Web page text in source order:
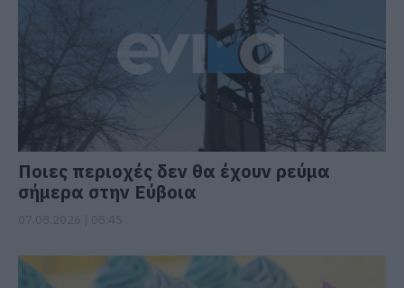
Ποιες περιοχές δεν θα έχουν ρεύμα
σήμερα στην Εύβοια